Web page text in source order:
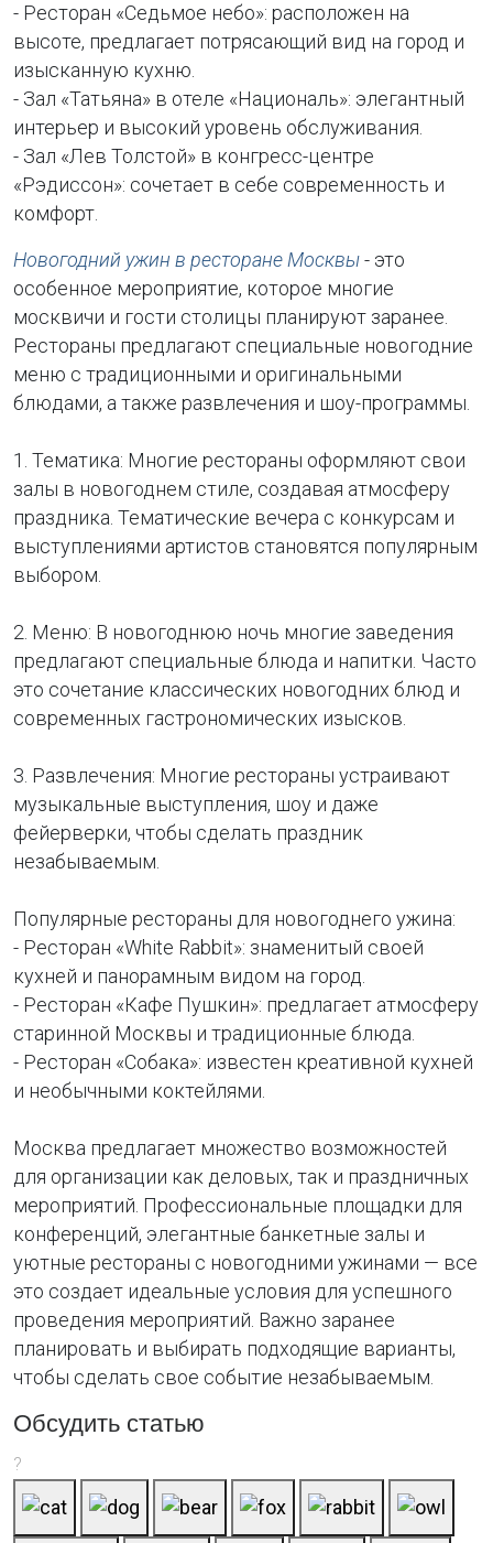
- Ресторан «Седьмое небо»: расположен на
высоте, предлагает потрясающий вид на город и
изысканную кухню.
- Зал «Татьяна» в отеле «Националь»: элегантный
интерьер и высокий уровень обслуживания.
- Зал «Лев Толстой» в конгресс-центре
«Рэдиссон»: сочетает в себе современность и
комфорт.
Новогодний ужин в ресторане Москвы- это
особенное мероприятие, которое многие
москвичи и гости столицы планируют заранее.
Рестораны предлагают специальные новогодние
меню с традиционными и оригинальными
блюдами, а также развлечения и шоу-программы.
1. Тематика: Многие рестораны оформляют свои
залы в новогоднем стиле, создавая атмосферу
праздника. Тематические вечера с конкурсам и
выступлениями артистов становятся популярным
выбором.
2. Меню: В новогоднюю ночь многие заведения
предлагают специальные блюда и напитки. Часто
это сочетание классических новогодних блюд и
современных гастрономических изысков.
3. Развлечения: Многие рестораны устраивают
музыкальные выступления, шоу и даже
фейерверки, чтобы сделать праздник
незабываемым.
Популярные рестораны для новогоднего ужина:
- Ресторан «White Rabbit»: знаменитый своей
кухней и панорамным видом на город.
- Ресторан «Кафе Пушкин»: предлагает атмосферу
старинной Москвы и традиционные блюда.
- Ресторан «Собака»: известен креативной кухней
и необычными коктейлями.
Москва предлагает множество возможностей
для организации как деловых, так и праздничных
мероприятий. Профессиональные площадки для
конференций, элегантные банкетные залы и
уютные рестораны с новогодними ужинами — все
это создает идеальные условия для успешного
проведения мероприятий. Важно заранее
планировать и выбирать подходящие варианты,
чтобы сделать свое событие незабываемым.
Обсудить статью
?